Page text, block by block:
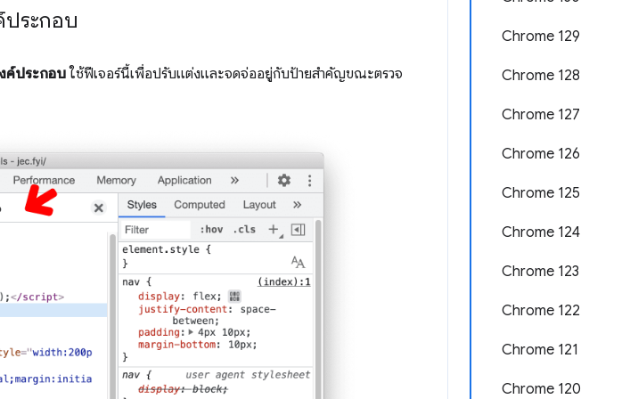
Chrome 129
Chrome 128
Chrome 127
Chrome 126
Chrome 125
Chrome 124
Chrome 123
Chrome 122
Chrome 121
Chrome 120
ระกอบ
ค์ประกอบ ใช้ฟีเจอร์นี้เพื่อปรับแต่งและจดจ่ออยู่กับป้ายสำคัญขณะตรวจ